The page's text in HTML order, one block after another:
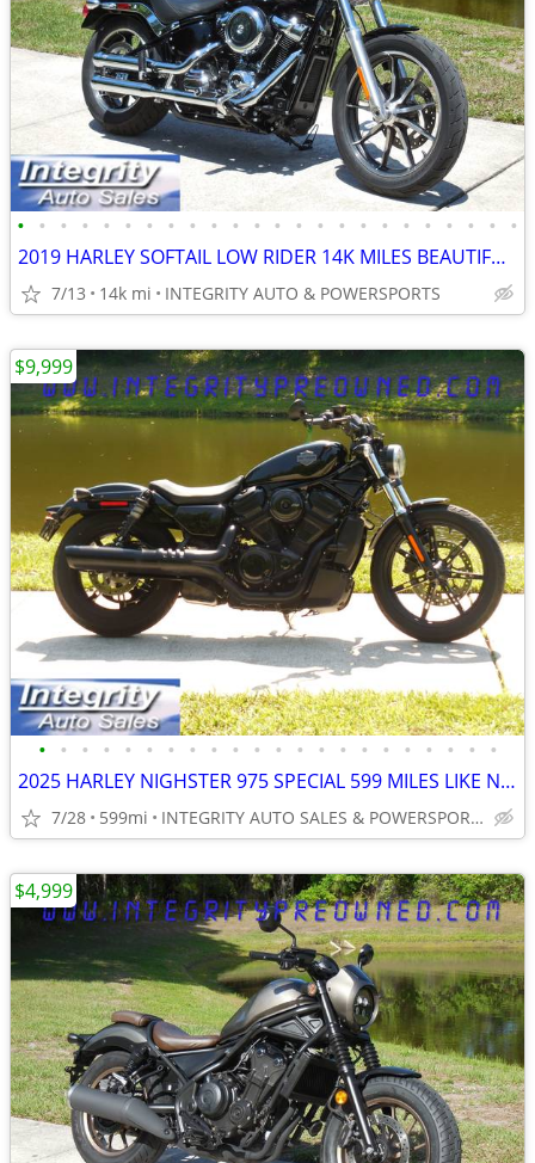
• • • • • • • • • • • • • • • • • • • • • • • •
2019 HARLEY SOFTAIL LOW RIDER 14K MILES BEAUTIFUL BIKE NO BS FEES
7/13 14k mi INTEGRITY AUTO & POWERSPORTS
• • • • • • • • • • • • • • • • • • • • • •
2025 HARLEY NIGHSTER 975 SPECIAL 599 MILES LIKE NEW NO BS FEES HERE!!!
7/28 599mi INTEGRITY AUTO SALES & POWERSPORTS
$9,999
$4,999